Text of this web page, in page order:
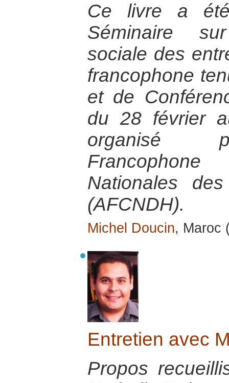
Ce livre a
Séminaire
sociale des
francophone
et de
du 28 février
organisé
Nationales
(AFCNDH).
Michel Doucin, Maroc
Entretien avec
Propos